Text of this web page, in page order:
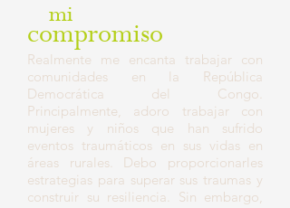
mi
compromiso
Realmente me encanta trabajar con
comunidades en la República
Democrática del Congo.
Principalmente, adoro trabajar con
mujeres y niños que han sufrido
eventos traumáticos en sus vidas en
áreas rurales. Debo proporcionarles
estrategias para superar sus traumas y
construir su resiliencia. Sin embargo,